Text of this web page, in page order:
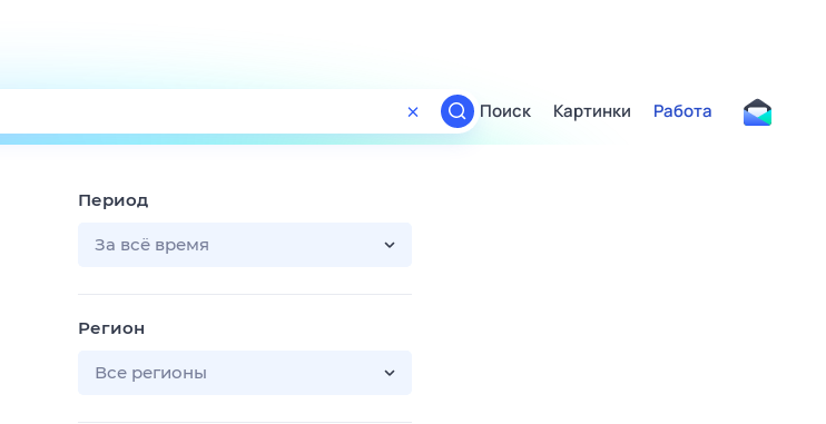
Поиск
ТВ-программа
Поиск Картинки Работа
Период
За всё время
Регион
Все регионы